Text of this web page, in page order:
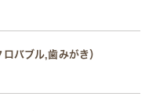
バブル,歯みがき）